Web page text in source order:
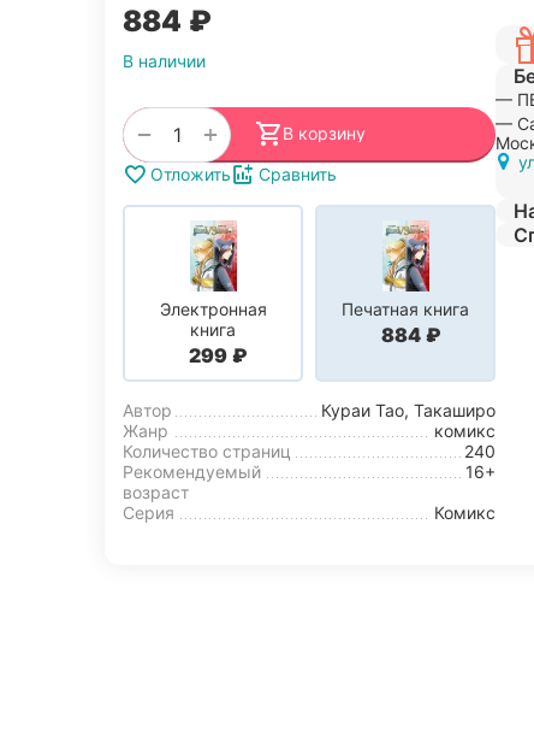
‍884‍ ₽
В наличии
+
−
В корзину
Отложить
Сравнить
Электронная
книга
‍299‍ ₽
Печатная книга
‍884‍ ₽
Автор
Кураи Тао, Такаширо
Жанр
комикс
Количество страниц
240
Рекомендуемый
возраст
16+
Серия
Комикс
—
—